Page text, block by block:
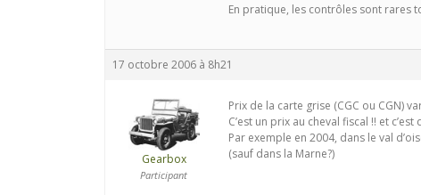
En pratique, les contrôles sont rares
17 octobre 2006 à 8h21
Gearbox
Participant
Prix de la carte grise (CGC ou CGN)
C’est un prix au cheval fiscal !! et
Par exemple en 2004, dans le val
(sauf dans la Marne?)